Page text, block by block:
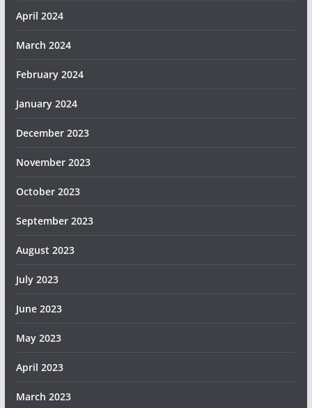
April 2024
March 2024
February 2024
January 2024
December 2023
November 2023
October 2023
September 2023
August 2023
July 2023
June 2023
May 2023
April 2023
March 2023